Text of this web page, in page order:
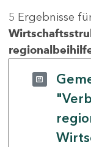
5 Ergebnisse